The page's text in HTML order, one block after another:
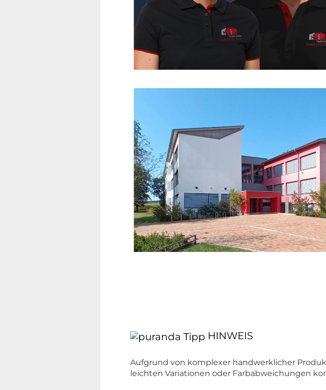
HINWEIS
Aufgrund von komplexer handwerklicher
leichten Variationen oder Farbabweichungen